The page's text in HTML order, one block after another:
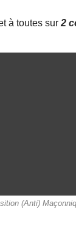
à toutes sur 2
(Anti)